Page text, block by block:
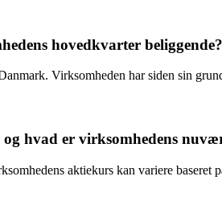
hovedkvarter beliggende?
Virksomheden har siden sin
hvad er virksomhedens
aktiekurs kan variere